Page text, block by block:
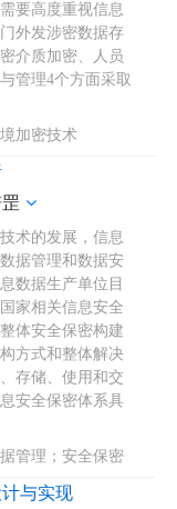
要高度重视信息
外发涉密数据存
介质加密、人员
管理4个方面采取
加密技术
术的发展，信息
据管理和数据安
数据生产单位目
家相关信息安全
体安全保密构建
方式和整体解决
存储、使用和交
安全保密体系具
管理；安全保密
与实现